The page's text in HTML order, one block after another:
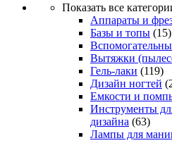
Показать все
Аппараты и
Базы и топы (15)
Вытяжки
Гель-лаки (119)
Дизайн ногтей
Емкости и
Инструменты
дизайна (63)
Лампы для